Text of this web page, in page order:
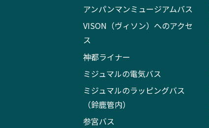
アンパンマンミュージアムバス
VISON（ヴィソン）へのアクセ
ス
神都ライナー
ミジュマルの電気バス
ミジュマルのラッピングバス
（鈴鹿管内）
参宮バス